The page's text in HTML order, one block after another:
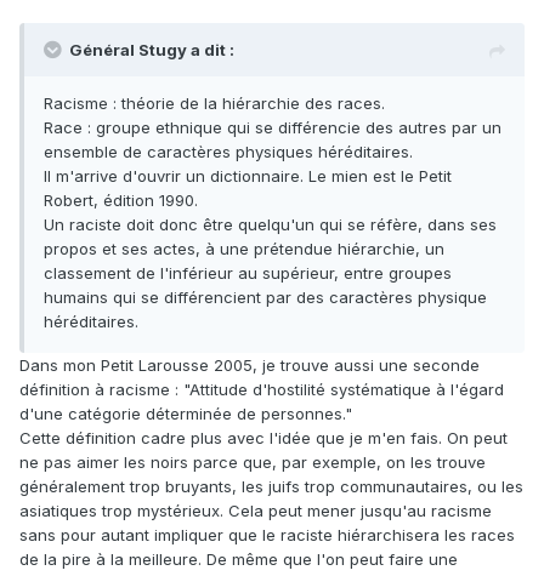
Général Stugy a dit :
Racisme : théorie de la hiérarchie des races.
Race : groupe ethnique qui se différencie des autres par un
ensemble de caractères physiques héréditaires.
Il m'arrive d'ouvrir un dictionnaire. Le mien est le Petit
Robert, édition 1990.
Un raciste doit donc être quelqu'un qui se réfère, dans ses
propos et ses actes, à une prétendue hiérarchie, un
classement de l'inférieur au supérieur, entre groupes
humains qui se différencient par des caractères physique
héréditaires.
Dans mon Petit Larousse 2005, je trouve aussi une seconde
définition à racisme : "Attitude d'hostilité systématique à l'égard
d'une catégorie déterminée de personnes."
Cette définition cadre plus avec l'idée que je m'en fais. On peut
ne pas aimer les noirs parce que, par exemple, on les trouve
généralement trop bruyants, les juifs trop communautaires, ou les
asiatiques trop mystérieux. Cela peut mener jusqu'au racisme
sans pour autant impliquer que le raciste hiérarchisera les races
de la pire à la meilleure. De même que l'on peut faire une